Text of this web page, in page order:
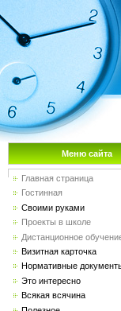
Меню сайта
Главная страница
Гостинная
Своими руками
Проекты в школе
Дистанционное
Визитная карточка
Нормативные
Это интересно
Всякая всячина